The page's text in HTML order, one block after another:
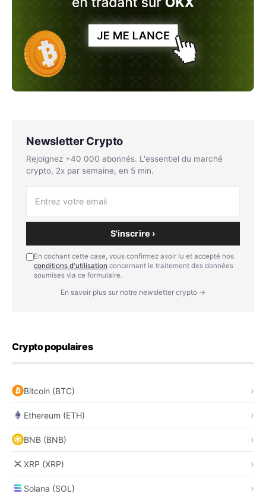
Newsletter Crypto
Rejoignez +40 000 abonnés. L'essentiel du marché
crypto, 2x par semaine, en 5 min.
S'inscrire ›
En cochant cette case, vous confirmez avoir lu et accepté nos
conditions d'utilisation concernant le traitement des données
soumises via ce formulaire.
En savoir plus sur notre newsletter crypto →
Crypto populaires
Bitcoin (BTC)
Ethereum (ETH)
BNB (BNB)
XRP (XRP)
Solana (SOL)